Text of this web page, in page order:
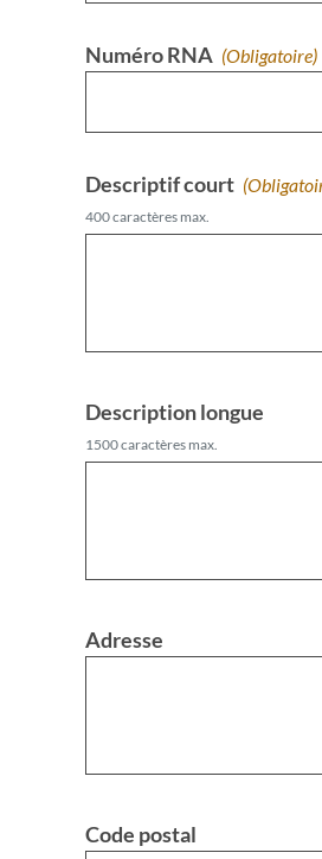
Numéro RNA (obligatoire)
Descriptif court
400 caractères max.
Description longue
1500 caractères max.
Adresse
Code postal